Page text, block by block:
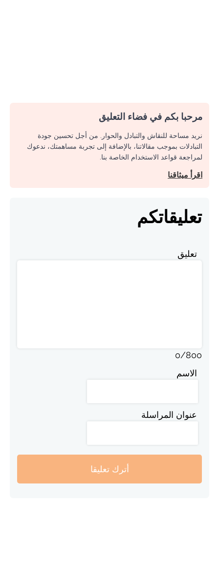
مرحبا بكم في فضاء التعليق
نريد مساحة للنقاش والتبادل والحوار. من أجل تحسين جودة
التبادلات بموجب مقالاتنا، بالإضافة إلى تجربة مساهمتك، ندعوك
لمراجعة قواعد الاستخدام الخاصة بنا.
اقرأ ميثاقنا
تعليقاتكم
تعليق
0/800
الاسم
عنوان المراسلة
أترك تعليقا